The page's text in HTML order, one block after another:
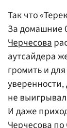
Так что
За домашние
Черчесова
аутсайдера
громить и
уверенности,
не
И даже